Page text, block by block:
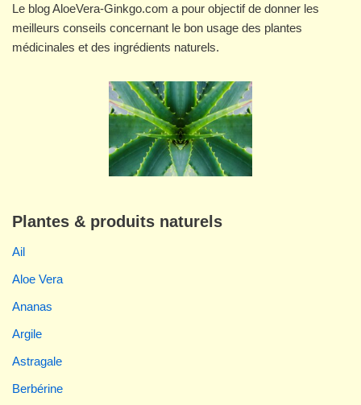
Le blog AloeVera-Ginkgo.com a pour objectif de donner les
meilleurs conseils concernant le bon usage des plantes
médicinales et des ingrédients naturels.
Plantes & produits naturels
Ail
Aloe Vera
Ananas
Argile
Astragale
Berbérine